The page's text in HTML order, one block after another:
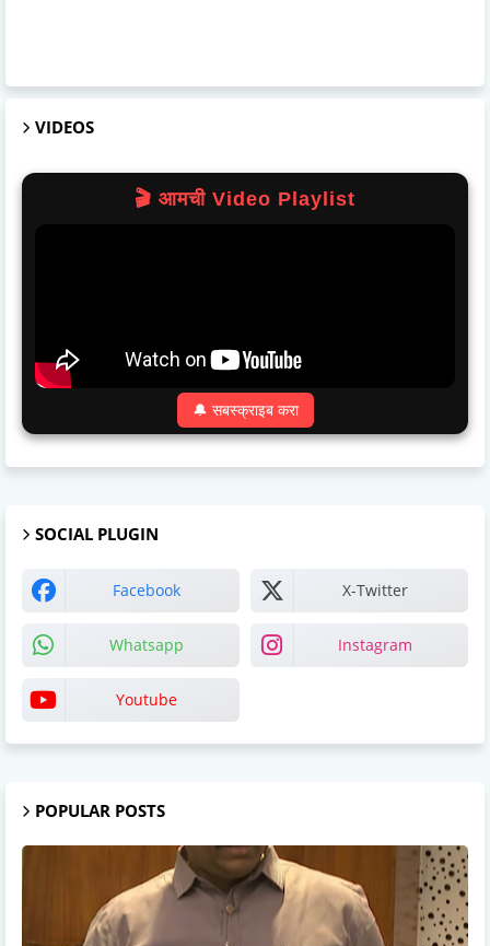
VIDEOS
🎬 आमची Video Playlist
🔔 सबस्क्राइब करा
SOCIAL PLUGIN
Facebook X-Twitter
Whatsapp Instagram
Youtube
POPULAR POSTS